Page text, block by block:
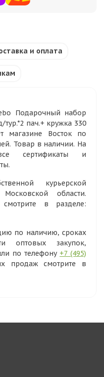
и оплата
Подарочный набор
пач.+ кружка 330
магазине Восток по
Товар в наличии. На
сертификаты и
курьерской
области.
в разделе:
по наличию, сроках
оптовых закупок,
по телефону +7 (495)
продаж смотрите в